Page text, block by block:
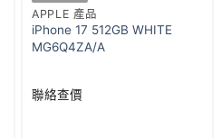
APPLE 產品
iPhone 17 512GB WHITE
MG6Q4ZA/A
聯絡查價